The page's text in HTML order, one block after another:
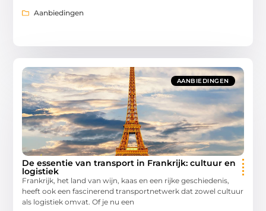
Aanbiedingen
AANBIEDINGEN
De essentie van transport in Frankrijk: cultuur en
logistiek
Frankrijk, het land van wijn, kaas en een rijke geschiedenis,
heeft ook een fascinerend transportnetwerk dat zowel cultuur
als logistiek omvat. Of je nu een